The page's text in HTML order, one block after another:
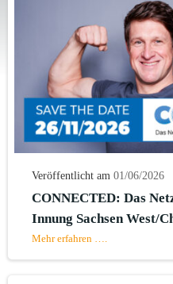
Veröffentlicht am 01/06/2026
CONNECTED: Das
Innung Sachsen West/
Mehr erfahren ….